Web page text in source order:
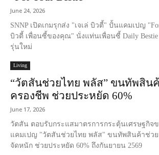
June 24, 2026
SNNP เปิดเกมรุกส่ง "เจเล่ บิวตี้" ปั้นแคมเปญ
บิวตี้ เพื่อนซี้ของคุณ" นั่งแท่นเพื่อนซี้ Daily Bestie
รุ่นใหม่
Living
“วัตสันช่วยไทย พลัส” ขนทัพสิน
ครองชีพ ช่วยประหยัด 60%
June 17, 2026
วัตสัน ตอบรับกระแสมาตรการกระตุ้นเศรษฐกิจ
แคมเปญ "วัตสันช่วยไทย พลัส" ขนทัพสินค้าช่ว
จัดหนัก ช่วยประหยัด 60% ถึงกันยายน 2569